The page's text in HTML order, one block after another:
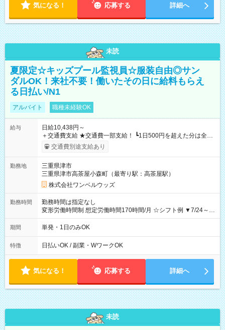
気になる！ 応募する 詳細へ
未読
夏限定☆キッズプール監視員☆服装自由◎サン
ダルOK！来社不要！働いたその日に給料もらえ
る日払い/N1
アルバイト 職種未経験OK
給与
日給10,438円～
＋交通費支給 ★交通費一部支給！ ┗1日500円を超えた分は全額
支給！ ※往復500円以内の方は自己負担となります ★日払い
OK！（規定あり） ┗働いたその日に現金GET♪ お仕事後はコン
期間なし
交通費別途支給あり
勤務地
三重県津市
三重県津市高茶屋小森町（最寄り駅：高茶屋駅）
株式会社ワンベルウッズ
勤務時間
勤務時間は指定なし
変形労働時間制 想定労働時間170時間/月 ☆シフト例 ▼7/24～
8/31 10：45～18：30
期間 単発・1日のみOK
特徴 日払いOK / 副業・WワークOK
気になる！ 応募する 詳細へ
未読